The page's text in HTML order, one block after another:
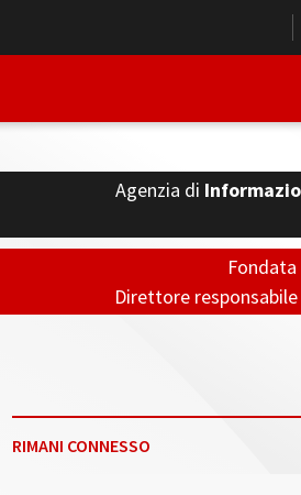
Agenzia di
Fondata
Direttore responsabile
RIMANI CONNESSO